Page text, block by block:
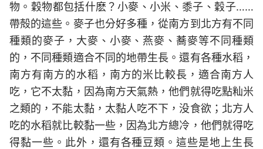
物。穀物都包括什麽？小麥、小米、黍子、穀子……
帶殻的這些。麥子也分好多種，從南方到北方有不同
種類的麥子，大麥、小麥、燕麥、蕎麥等不同種類
的，不同種類適合不同的地帶生長。還有各種水稻，
南方有南方的水稻，南方的米比較長，適合南方人
吃，它不太黏，因為南方天氣熱，他們就得吃點籼米
之類的，不能太黏，太黏人吃不下，没食欲；北方人
吃的水稻就比較黏一些，因為北方總冷，他們就得吃
得黏一些。此外，還有各種豆類。這些是地上生長